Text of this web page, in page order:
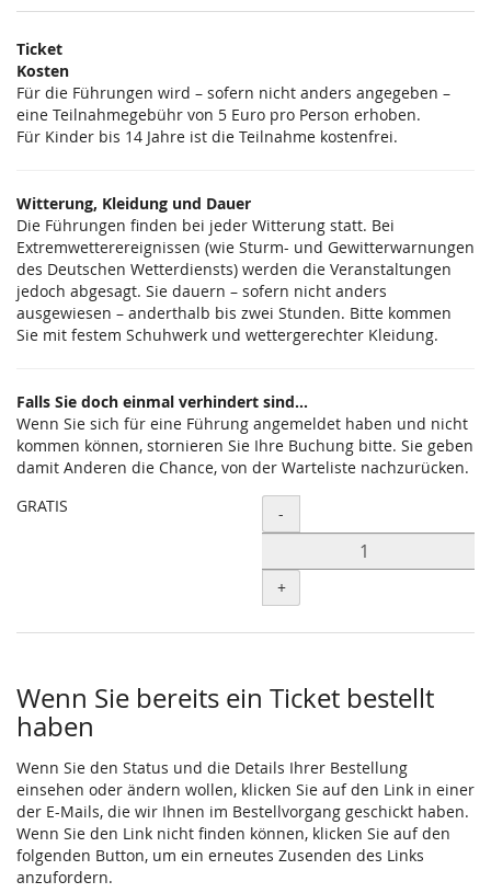
Produkte
Unkategorisierte
Produkte
Ticket
Kosten
Für die Führungen wird – sofern nicht anders angegeben –
eine Teilnahmegebühr von 5 Euro pro Person erhoben.
Für Kinder bis 14 Jahre ist die Teilnahme kostenfrei.
Witterung, Kleidung und Dauer
Die Führungen finden bei jeder Witterung statt. Bei
Extremwetterereignissen (wie Sturm- und Gewitterwarnungen
des Deutschen Wetterdiensts) werden die Veranstaltungen
jedoch abgesagt. Sie dauern – sofern nicht anders
ausgewiesen – anderthalb bis zwei Stunden. Bitte kommen
Sie mit festem Schuhwerk und wettergerechter Kleidung.
Falls Sie doch einmal verhindert sind...
Wenn Sie sich für eine Führung angemeldet haben und nicht
kommen können, stornieren Sie Ihre Buchung bitte. Sie geben
damit Anderen die Chance, von der Warteliste nachzurücken.
GRATIS
Menge
-
+
Wenn Sie bereits ein Ticket bestellt
haben
Wenn Sie den Status und die Details Ihrer Bestellung
einsehen oder ändern wollen, klicken Sie auf den Link in einer
der E-Mails, die wir Ihnen im Bestellvorgang geschickt haben.
Wenn Sie den Link nicht finden können, klicken Sie auf den
folgenden Button, um ein erneutes Zusenden des Links
anzufordern.